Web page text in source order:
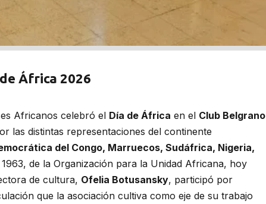
África 2026
Africanos celebró el Día de África en el Club Belgrano
las distintas representaciones del continente
del Congo, Marruecos, Sudáfrica, Nigeria,
de la Organización para la Unidad Africana, hoy
de cultura, Ofelia Botusansky, participó por
que la asociación cultiva como eje de su trabajo